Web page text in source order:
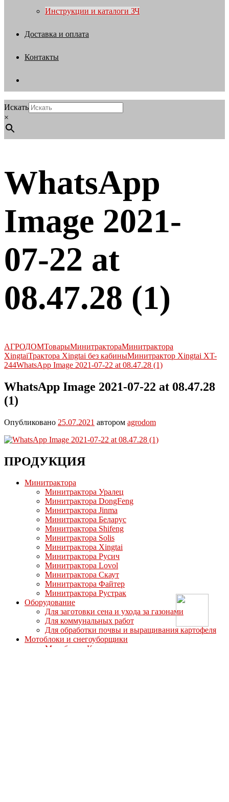
Инструкции и каталоги ЗЧ
Доставка и оплата
Контакты
Искать
×
WhatsApp
Image 2021-
07-22 at
08.47.28 (1)
АГРОДОМТоварыМинитрактораМинитрактора
XingtaiТрактора Xingtai без кабиныМинитрактор Xingtai XT-
244WhatsApp Image 2021-07-22 at 08.47.28 (1)
WhatsApp Image 2021-07-22 at 08.47.28
(1)
Опубликовано 25.07.2021 автором agrodom
ПРОДУКЦИЯ
Минитрактора
Минитрактора Уралец
Минитрактора DongFeng
Минитрактора Jinma
Минитрактора Беларус
Минитрактора Shifeng
Минитрактора Solis
Минитрактора Xingtai
Минитрактора Русич
Минитрактора Lovol
Минитрактора Скаут
Минитрактора Файтер
Минитрактора Рустрак
Оборудование
Для заготовки сена и ухода за газонами
Для коммунальных работ
Для обработки почвы и выращивания картофеля
Мотоблоки и снегоуборщики
Мотоблоки Кентавр